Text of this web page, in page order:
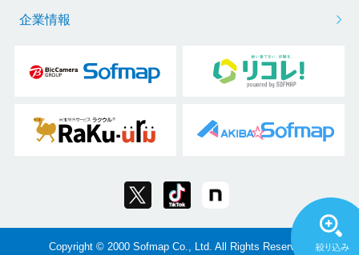
企業情報
Copyright © 2000 Sofmap Co., Ltd. All Rights Reserved.